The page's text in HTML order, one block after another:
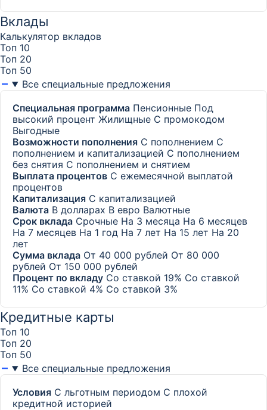
Вклады
Калькулятор вкладов
Топ 10
Топ 20
Топ 50
Все специальные предложения
Специальная программа Пенсионные Под
высокий процент Жилищные С промокодом
Выгодные
Возможности пополнения С пополнением С
пополнением и капитализацией С пополнением
без снятия С пополнением и снятием
Выплата процентов С ежемесячной выплатой
процентов
Капитализация С капитализацией
Валюта В долларах В евро Валютные
Срок вклада Срочные На 3 месяца На 6 месяцев
На 7 месяцев На 1 год На 7 лет На 15 лет На 20
лет
Сумма вклада От 40 000 рублей От 80 000
рублей От 150 000 рублей
Процент по вкладу Со ставкой 19% Со ставкой
11% Со ставкой 4% Со ставкой 3%
Кредитные карты
Топ 10
Топ 20
Топ 50
Все специальные предложения
Условия С льготным периодом С плохой
кредитной историей